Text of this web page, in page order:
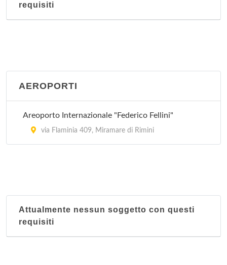
requisiti
AEROPORTI
Areoporto Internazionale "Federico Fellini"
via Flaminia 409, Miramare di Rimini
Attualmente nessun soggetto con questi
requisiti